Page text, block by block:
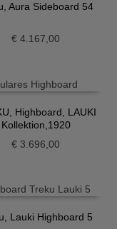
Aura Sideboard 54
€ 4.167,00
Highboard, LAUKI
Kollektion,1920
€ 3.696,00
Lauki Highboard 5